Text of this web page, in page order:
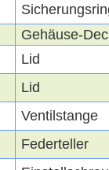
Gehäuse-
Lid
Lid
Ventilstange
Federteller